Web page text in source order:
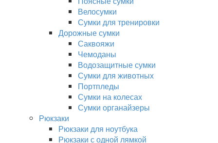
Велосумки
Сумки для тренировки
Дорожные сумки
Саквояжи
Чемоданы
Водозащитные сумки
Сумки для животных
Портпледы
Сумки на колесах
Сумки органайзеры
Рюкзаки
Рюкзаки для ноутбука
Рюкзаки с одной лямкой